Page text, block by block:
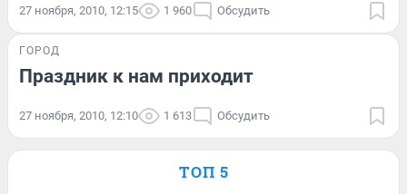
27 ноября, 2010, 12:15 1 960 Обсудить
ГОРОД
Праздник к нам приходит
27 ноября, 2010, 12:10 1 613 Обсудить
ТОП 5